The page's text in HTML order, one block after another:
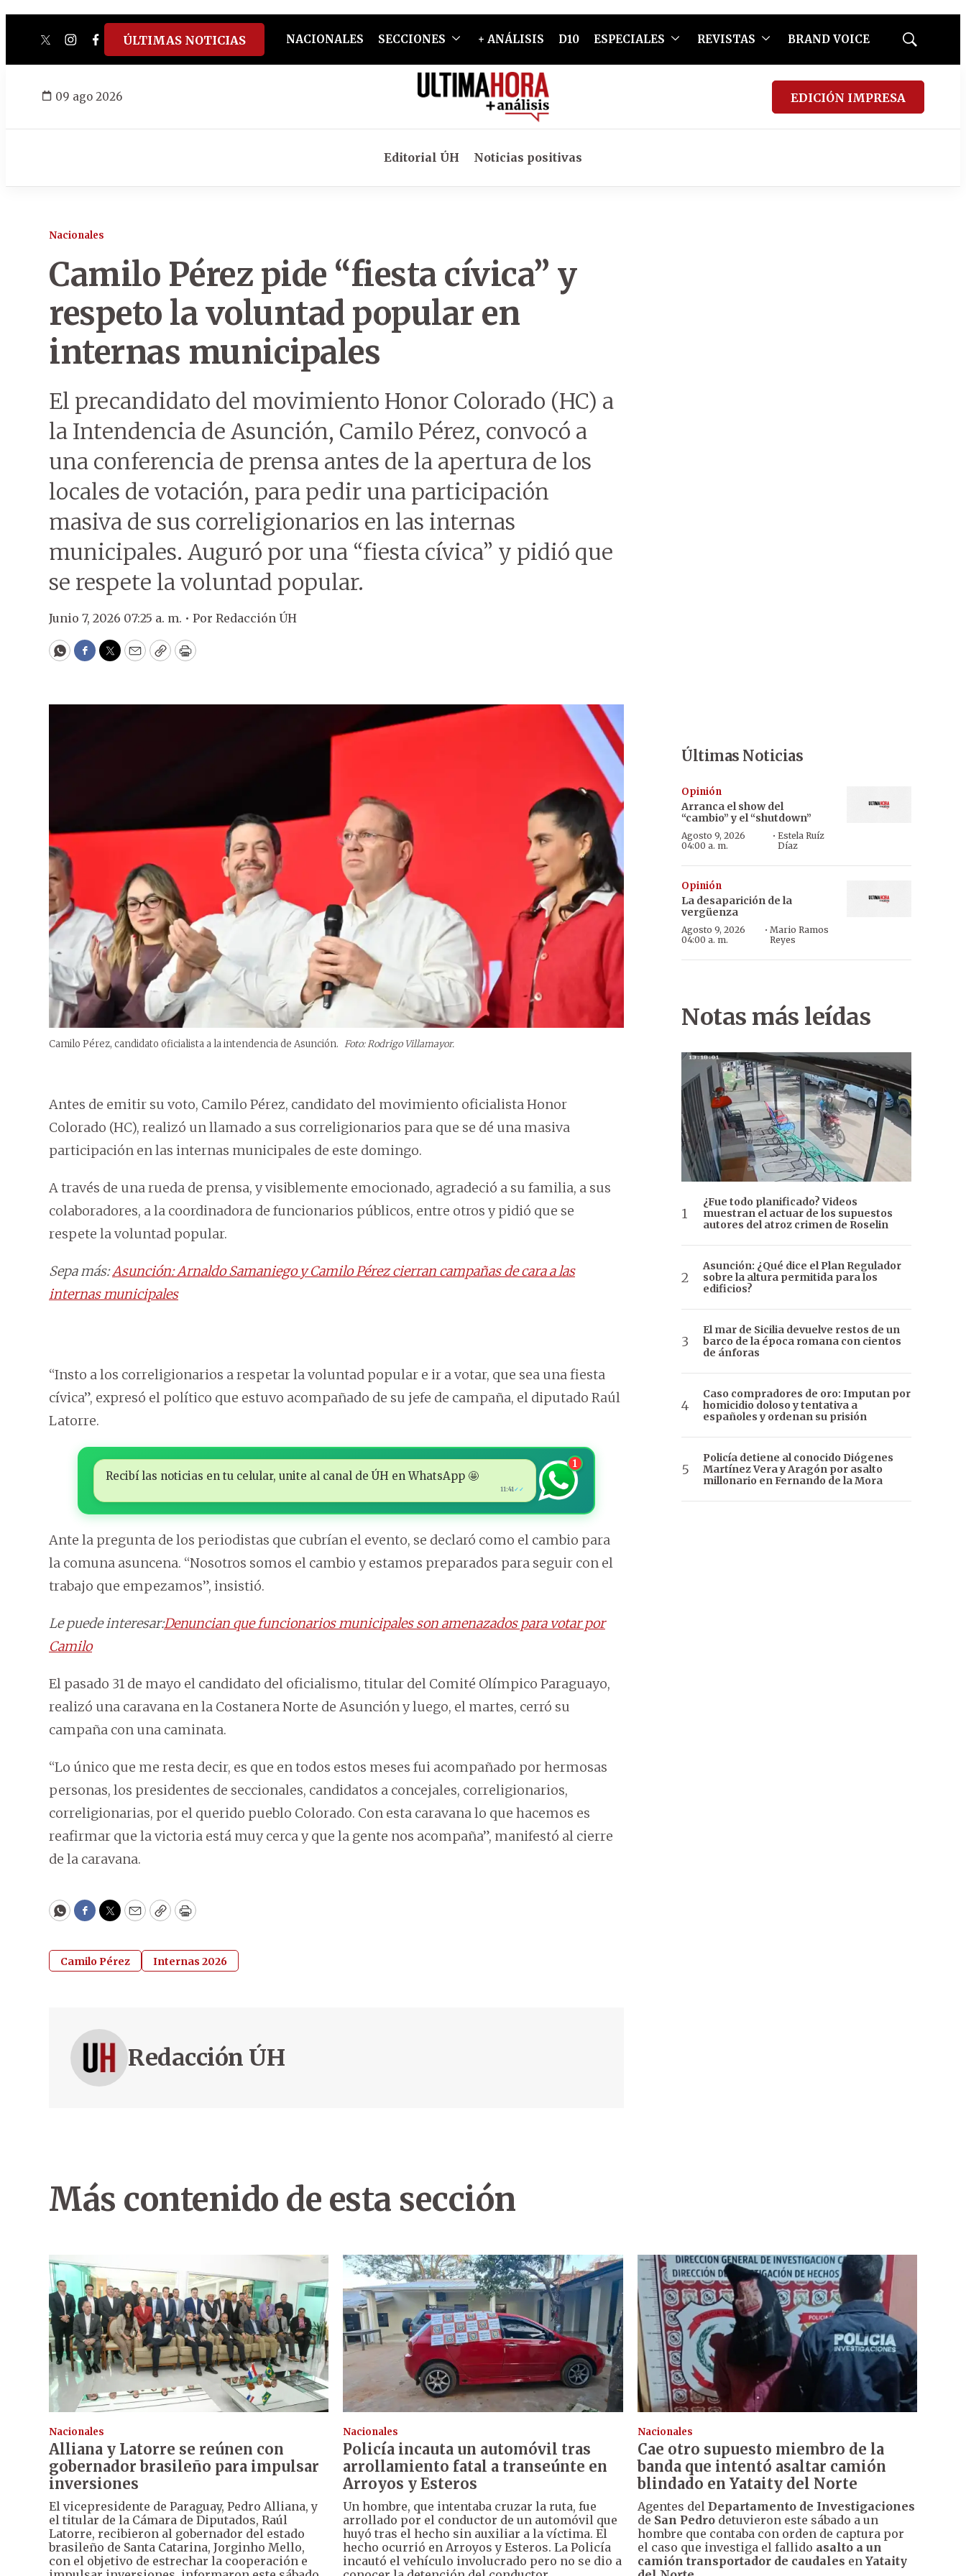
twitterinstagram
facebook
tiktokyoutube
spotify
ÚLTIMAS NOTICIAS NACIONALES SECCIONES + ANÁLISIS D10 ESPECIALES REVISTAS BRAND VOICE
Mostrar
09 ago 2026 EDICIÓN IMPRESA
Editorial ÚH Noticias positivas
Nacionales
Camilo Pérez pide “fiesta cívica” y
respeto la voluntad popular en
internas municipales
El precandidato del movimiento Honor Colorado (HC) a
la Intendencia de Asunción, Camilo Pérez, convocó a
una conferencia de prensa antes de la apertura de los
locales de votación, para pedir una participación
masiva de sus correligionarios en las internas
municipales. Auguró por una “fiesta cívica” y pidió que
se respete la voluntad popular.
Junio 7, 2026 07:25 a. m. • Por Redacción ÚH
WhatsApp
Facebook
Twitter
EmailCopyPrint
Camilo Pérez, candidato oficialista a la intendencia de Asunción. Foto: Rodrigo Villamayor.
Antes de emitir su voto, Camilo Pérez, candidato del movimiento oficialista Honor
Colorado (HC), realizó un llamado a sus correligionarios para que se dé una masiva
participación en las internas municipales de este domingo.
A través de una rueda de prensa, y visiblemente emocionado, agradeció a su familia, a sus
colaboradores, a la coordinadora de funcionarios públicos, entre otros y pidió que se
respete la voluntad popular.
Sepa más:Asunción: Arnaldo Samaniego y Camilo Pérez cierran campañas de cara a las
internas municipales
“Insto a los correligionarios a respetar la voluntad popular e ir a votar, que sea una fiesta
cívica”, expresó el político que estuvo acompañado de su jefe de campaña, el diputado Raúl
Latorre.
Recibí las noticias en tu celular, unite al canal de ÚH en WhatsApp 🤩
11:41✓✓
1
Ante la pregunta de los periodistas que cubrían el evento, se declaró como el cambio para
la comuna asuncena. “Nosotros somos el cambio y estamos preparados para seguir con el
trabajo que empezamos”, insistió.
Le puede interesar:Denuncian que funcionarios municipales son amenazados para votar por
Camilo
El pasado 31 de mayo el candidato del oficialismo, titular del Comité Olímpico Paraguayo,
realizó una caravana en la Costanera Norte de Asunción y luego, el martes, cerró su
campaña con una caminata.
“Lo único que me resta decir, es que en todos estos meses fui acompañado por hermosas
personas, los presidentes de seccionales, candidatos a concejales, correligionarios,
correligionarias, por el querido pueblo Colorado. Con esta caravana lo que hacemos es
reafirmar que la victoria está muy cerca y que la gente nos acompaña”, manifestó al cierre
de la caravana.
WhatsApp
Facebook
Twitter
EmailCopyPrint
Camilo Pérez Internas 2026
Redacción ÚH
Últimas Noticias
Opinión
Arranca el show del
“cambio” y el “shutdown”
Agosto 9, 2026
04:00 a. m.
·Estela Ruíz
Díaz
Opinión
La desaparición de la
vergüenza
Agosto 9, 2026
04:00 a. m.
· Mario Ramos
Reyes
Notas más leídas
¿Fue todo planificado? Videos
muestran el actuar de los supuestos
autores del atroz crimen de Roselin
Asunción: ¿Qué dice el Plan Regulador
sobre la altura permitida para los
edificios?
El mar de Sicilia devuelve restos de un
barco de la época romana con cientos
de ánforas
Caso compradores de oro: Imputan por
homicidio doloso y tentativa a
españoles y ordenan su prisión
Policía detiene al conocido Diógenes
Martínez Vera y Aragón por asalto
millonario en Fernando de la Mora
Más contenido de esta sección
Nacionales
Alliana y Latorre se reúnen con
gobernador brasileño para impulsar
inversiones
El vicepresidente de Paraguay, Pedro Alliana, y
el titular de la Cámara de Diputados, Raúl
Latorre, recibieron al gobernador del estado
brasileño de Santa Catarina, Jorginho Mello,
con el objetivo de estrechar la cooperación e
Nacionales
Policía incauta un automóvil tras
arrollamiento fatal a transeúnte en
Arroyos y Esteros
Un hombre, que intentaba cruzar la ruta, fue
arrollado por el conductor de un automóvil que
huyó tras el hecho sin auxiliar a la víctima. El
hecho ocurrió en Arroyos y Esteros. La Policía
incautó el vehículo involucrado pero no se dio a
Nacionales
Cae otro supuesto miembro de la
banda que intentó asaltar camión
blindado en Yataity del Norte
Agentes del Departamento de Investigaciones
de San Pedrodetuvieron este sábado a un
hombre que contaba con orden de captura por
el caso que investiga el fallido asalto a un
camión transportador de caudales en Yataity